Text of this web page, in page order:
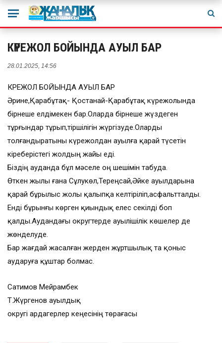
КҮРЕЖОЛ БОЙЫНДА АУЫЛ БАР
28.01.2025, 14:56
КҮРЕЖОЛ БОЙЫНДА АУЫЛ БАР
Әрине,Қарабұтақ- Қостанай-Қарабұтақ күрежолында
бірнеше елдімекен бар.Оларда бірнеше жүздеген
тұрғындар тұрып,тіршілігін жүргізуде.Оларды
толғандыратыны күрежолдан ауылға қарай түсетін
кіреберістегі жолдың жайы еді.
Біздің ауданда бұл мәселе оң шешімін табуда.
Өткен жылы ғана Сұлукөл,Тереңсай,Әйке ауылдарына
қарай бұрылыс жолы қалыпқа келтіріліп,асфальтталды.
Енді бұрынғы көрген қиындық елес секілді боп
қалды.Аудандағы округтерде ауылішілік көшелер де
жөнделуде.
Бар жағдай жасалған жерден жұртшылық та қоныс
аударуға құштар болмас.
Сатимов Мейрамбек
Т.Жүргенов ауылдық
округі ардагерлер кеңесінің төрағасы